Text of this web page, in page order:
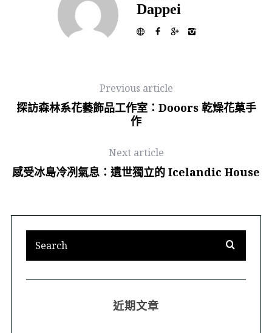
Dappei
Previous article
探訪森林系花藝飾品工作室：Dooors 乾燥花菓手
作
Next article
感受冰島冷冽氣息：遺世獨立的 Icelandic House
近期文章